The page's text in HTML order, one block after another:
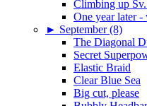
Climbing up
One year later
► September (8)
The Diagonal
Secret
Elastic Braid
Clear Blue Sea
Big cut, please